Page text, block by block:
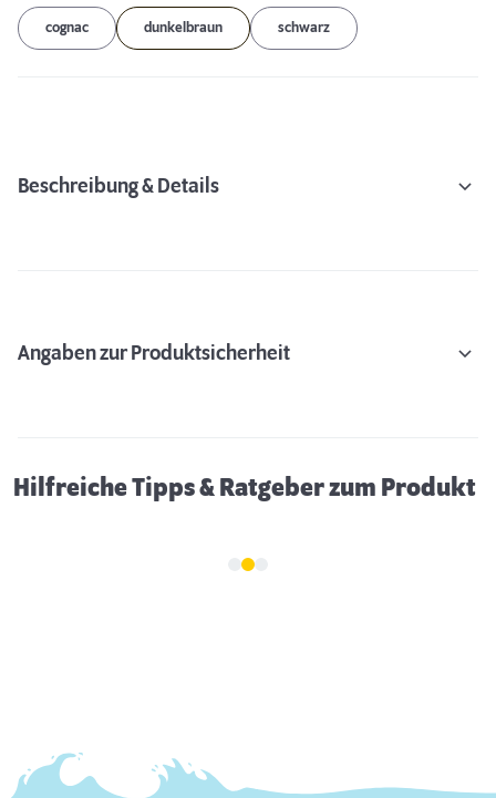
cognac dunkelbraun schwarz
Beschreibung & Details
Angaben zur Produktsicherheit
Hilfreiche Tipps & Ratgeber zum Produkt
Gassigehen im Dunkeln: 5 Tipps für mehr